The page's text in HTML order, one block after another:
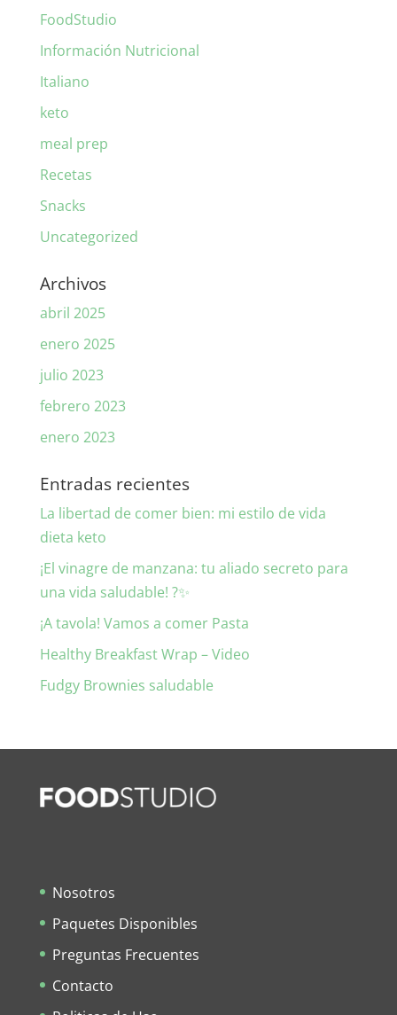
FoodStudio
Información Nutricional
Italiano
keto
meal prep
Recetas
Snacks
Uncategorized
Archivos
abril 2025
enero 2025
julio 2023
febrero 2023
enero 2023
Entradas recientes
La libertad de comer bien: mi estilo de vida
dieta keto
¡El vinagre de manzana: tu aliado secreto para
una vida saludable! ?✨
¡A tavola! Vamos a comer Pasta
Healthy Breakfast Wrap – Video
Fudgy Brownies saludable
Nosotros
Paquetes Disponibles
Preguntas Frecuentes
Contacto